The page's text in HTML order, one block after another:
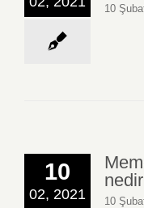
10
10
02, 2021 10